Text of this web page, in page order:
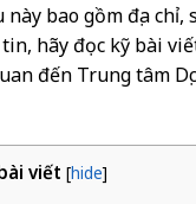
bao gồm địa chỉ,
hãy đọc kỹ bài
đến Trung tâm
bài viết [hide]